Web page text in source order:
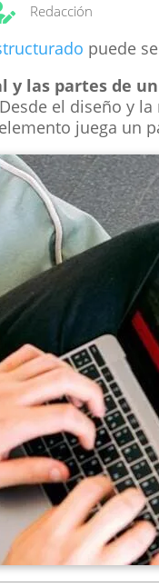
Redacción
puede
y las partes de
el diseño y
juega un